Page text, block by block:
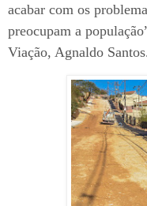
acabar com os
preocupam a
Viação, Agnaldo